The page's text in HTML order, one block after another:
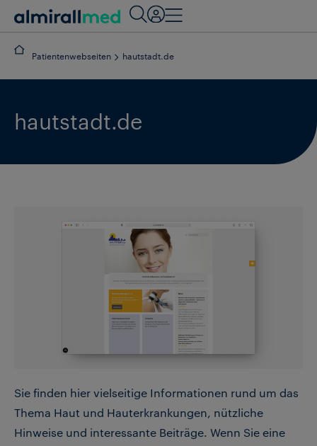
Patientenwebseiten • hautstadt.de
hautstadt.de
Sie finden hier vielseitige Informationen rund um das
Thema Haut und Hauterkrankungen, nützliche
Hinweise und interessante Beiträge. Wenn Sie eine